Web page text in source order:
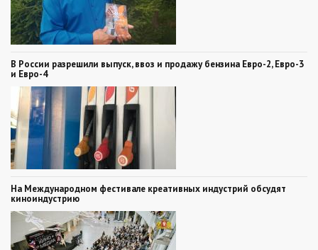
В России разрешили выпуск, ввоз и продажу бензина Евро-2, Евро-3
и Евро-4
На Международном фестивале креативных индустрий обсудят
киноиндустрию